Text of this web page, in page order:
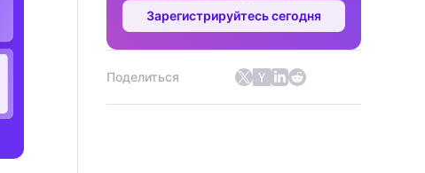
Зарегистрируйтесь сегодня
Поделиться